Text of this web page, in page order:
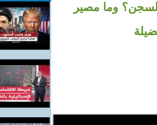
وما مصير